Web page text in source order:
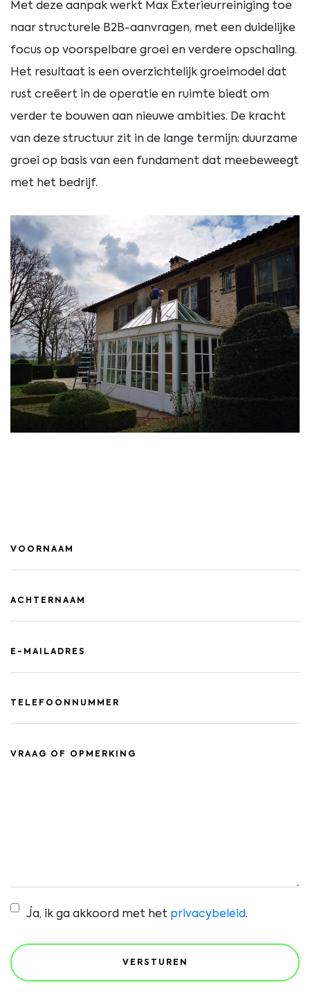
Met deze aanpak werkt Max Exterieurreiniging toe
naar structurele B2B-aanvragen, met een duidelijke
focus op voorspelbare groei en verdere opschaling.
Het resultaat is een overzichtelijk groeimodel dat
rust creëert in de operatie en ruimte biedt om
verder te bouwen aan nieuwe ambities. De kracht
van deze structuur zit in de lange termijn: duurzame
groei op basis van een fundament dat meebeweegt
met het bedrijf.
Ja, ik ga akkoord met het privacybeleid.